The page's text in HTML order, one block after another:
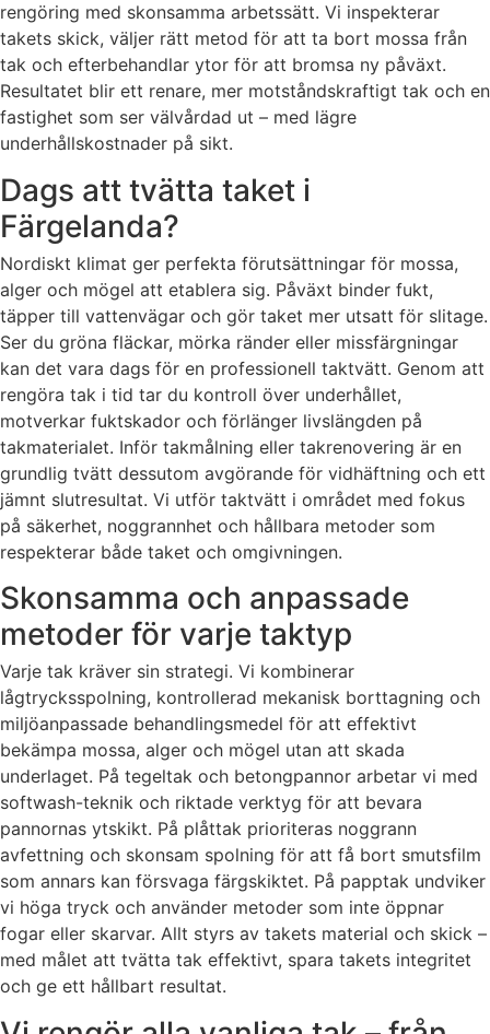
rengöring med skonsamma arbetssätt. Vi inspekterar
takets skick, väljer rätt metod för att ta bort mossa från
tak och efterbehandlar ytor för att bromsa ny påväxt.
Resultatet blir ett renare, mer motståndskraftigt tak och en
fastighet som ser välvårdad ut – med lägre
underhållskostnader på sikt.
Dags att tvätta taket i
Färgelanda?
Nordiskt klimat ger perfekta förutsättningar för mossa,
alger och mögel att etablera sig. Påväxt binder fukt,
täpper till vattenvägar och gör taket mer utsatt för slitage.
Ser du gröna fläckar, mörka ränder eller missfärgningar
kan det vara dags för en professionell taktvätt. Genom att
rengöra tak i tid tar du kontroll över underhållet,
motverkar fuktskador och förlänger livslängden på
takmaterialet. Inför takmålning eller takrenovering är en
grundlig tvätt dessutom avgörande för vidhäftning och ett
jämnt slutresultat. Vi utför taktvätt i området med fokus
på säkerhet, noggrannhet och hållbara metoder som
respekterar både taket och omgivningen.
Skonsamma och anpassade
metoder för varje taktyp
Varje tak kräver sin strategi. Vi kombinerar
lågtrycksspolning, kontrollerad mekanisk borttagning och
miljöanpassade behandlingsmedel för att effektivt
bekämpa mossa, alger och mögel utan att skada
underlaget. På tegeltak och betongpannor arbetar vi med
softwash-teknik och riktade verktyg för att bevara
pannornas ytskikt. På plåttak prioriteras noggrann
avfettning och skonsam spolning för att få bort smutsfilm
som annars kan försvaga färgskiktet. På papptak undviker
vi höga tryck och använder metoder som inte öppnar
fogar eller skarvar. Allt styrs av takets material och skick –
med målet att tvätta tak effektivt, spara takets integritet
och ge ett hållbart resultat.